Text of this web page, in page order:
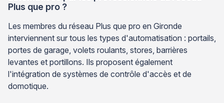
Plus que pro ?
Les membres du réseau Plus que pro en Gironde
interviennent sur tous les types d'automatisation : portails,
portes de garage, volets roulants, stores, barrières
levantes et portillons. Ils proposent également
l'intégration de systèmes de contrôle d'accès et de
domotique.